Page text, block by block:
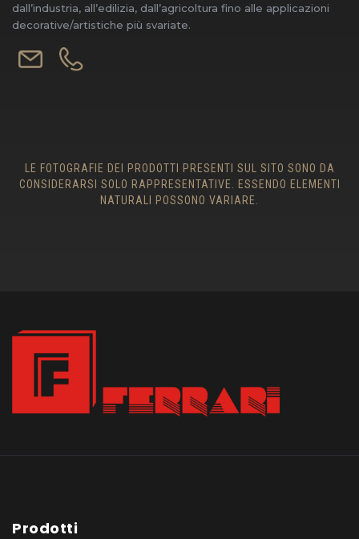
dall’industria, all’edilizia, dall’agricoltura fino alle applicazioni
decorative/artistiche più svariate.
LE FOTOGRAFIE DEI PRODOTTI PRESENTI SUL SITO SONO DA
CONSIDERARSI SOLO RAPPRESENTATIVE. ESSENDO ELEMENTI
NATURALI POSSONO VARIARE.
Prodotti